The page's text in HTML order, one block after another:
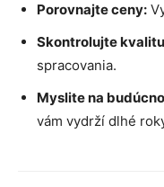
Porovnajte ceny:
Skontrolujte
spracovania.
Myslite na
vám vydrží dlhé